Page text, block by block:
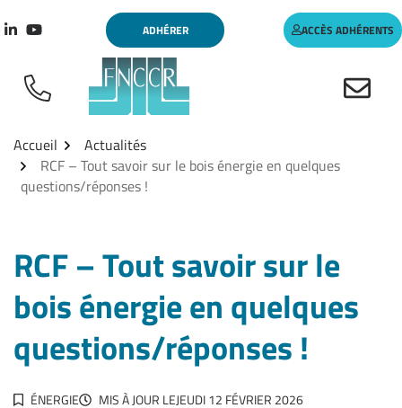
au
Lien vers le compte Linkedin
Lien vers la chaîne Youtube
ADHÉRER ACCÈS ADHÉRENTS
Accueil
Actualités
RCF – Tout savoir sur le bois énergie en quelques
questions/réponses !
RCF – Tout savoir sur le
bois énergie en quelques
questions/réponses !
ÉNERGIE MIS À JOUR LEJEUDI 12 FÉVRIER 2026